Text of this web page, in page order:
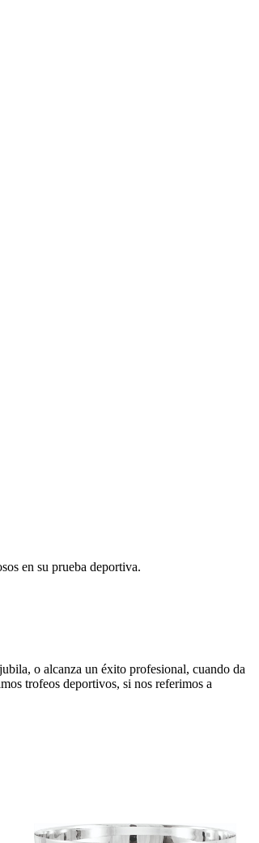
en su prueba deportiva.
o alcanza un éxito profesional, cuando da
trofeos deportivos, si nos referimos a